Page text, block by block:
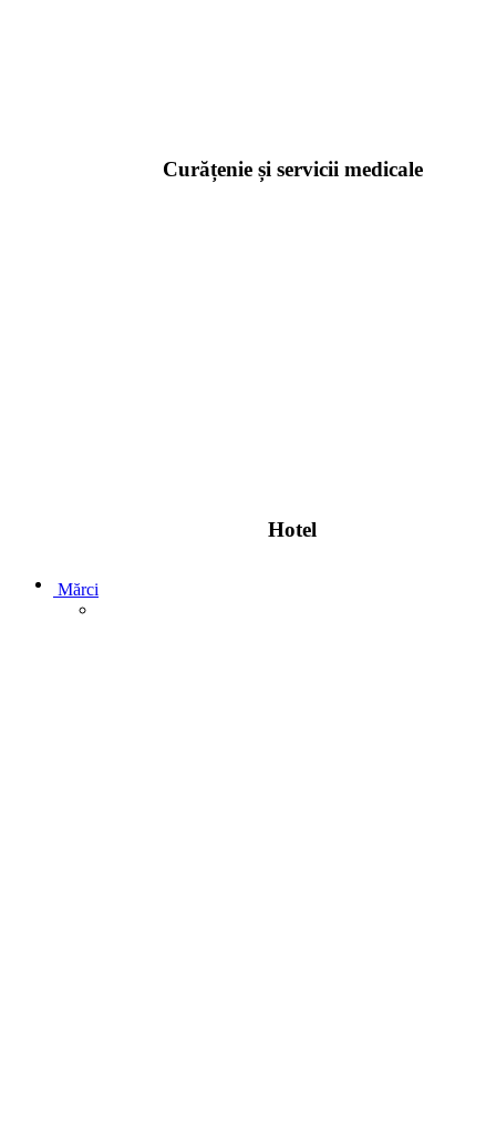
Curățenie și servicii medicale
Hotel
Mărci